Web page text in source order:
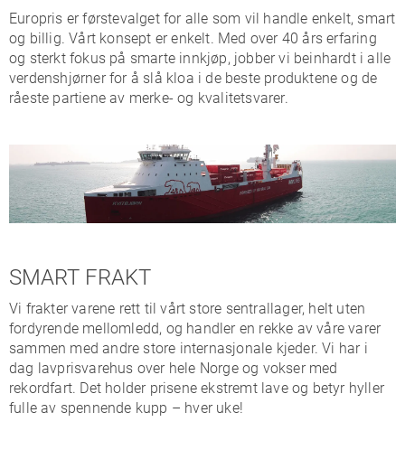
Europris er førstevalget for alle som vil handle enkelt, smart
og billig. Vårt konsept er enkelt. Med over 40 års erfaring
og sterkt fokus på smarte innkjøp, jobber vi beinhardt i alle
verdenshjørner for å slå kloa i de beste produktene og de
råeste partiene av merke- og kvalitetsvarer.
SMART FRAKT
Vi frakter varene rett til vårt store sentrallager, helt uten
fordyrende mellomledd, og handler en rekke av våre varer
sammen med andre store internasjonale kjeder. Vi har i
dag lavprisvarehus over hele Norge og vokser med
rekordfart. Det holder prisene ekstremt lave og betyr hyller
fulle av spennende kupp – hver uke!